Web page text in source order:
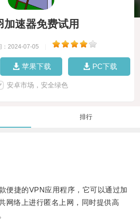
加速器免费试用
：2024-07-05
苹果下载 PC下载
安卓市场，安全绿色
排行
捷的VPN应用程序，它可以通过加
网络上进行匿名上网，同时提供高